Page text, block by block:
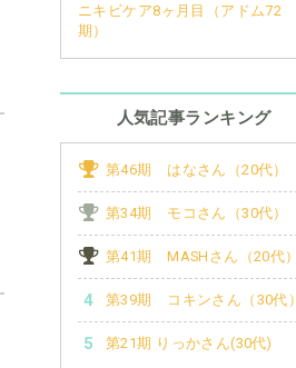
ニキビケア8ヶ月目（アドム72
期）
人気記事ランキング
第46期 はなさん（20代）
第34期 モコさん（30代）
第41期 MASHさん（20代）
第39期 コキンさん（30代）
第21期 りっかさん(30代)